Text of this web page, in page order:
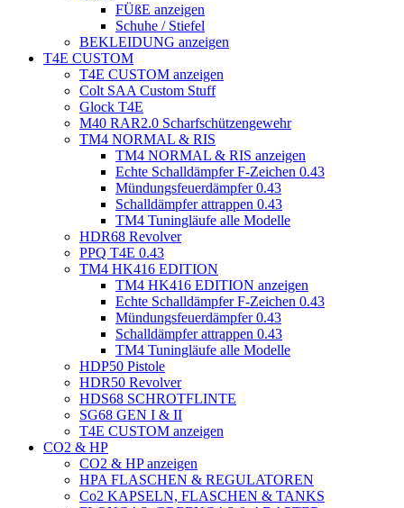
FÜßE anzeigen
Schuhe / Stiefel
BEKLEIDUNG anzeigen
T4E CUSTOM
T4E CUSTOM anzeigen
Colt SAA Custom Stuff
Glock T4E
M40 RAR2.0 Scharfschützengewehr
TM4 NORMAL & RIS
TM4 NORMAL & RIS anzeigen
Echte Schalldämpfer F-Zeichen 0.43
Mündungsfeuerdämpfer 0.43
Schalldämpfer attrappen 0.43
TM4 Tuningläufe alle Modelle
HDR68 Revolver
PPQ T4E 0.43
TM4 HK416 EDITION
TM4 HK416 EDITION anzeigen
Echte Schalldämpfer F-Zeichen 0.43
Mündungsfeuerdämpfer 0.43
Schalldämpfer attrappen 0.43
TM4 Tuningläufe alle Modelle
HDP50 Pistole
HDR50 Revolver
HDS68 SCHROTFLINTE
SG68 GEN I & II
T4E CUSTOM anzeigen
CO2 & HP
CO2 & HP anzeigen
HPA FLASCHEN & REGULATOREN
Co2 KAPSELN, FLASCHEN & TANKS